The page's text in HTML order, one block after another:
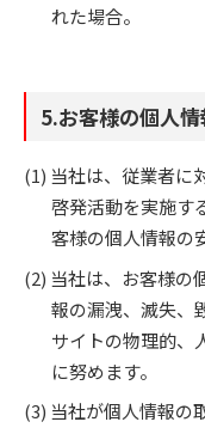
れた場合。
5.お客様の個人
当社は、従業者に
啓発活動を実施す
客様の個人情報の
当社は、お客様の
報の漏洩、滅失、
サイトの物理的、
に努めます。
当社が個人情報の